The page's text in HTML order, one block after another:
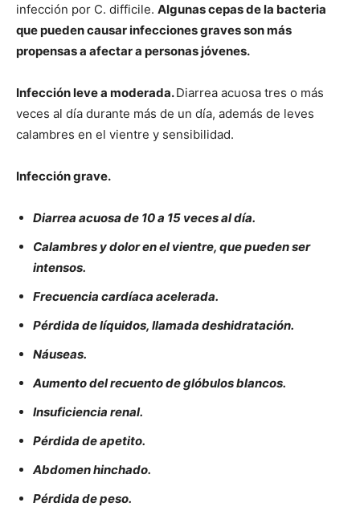
infección por C. difficile. Algunas cepas de la bacteria
que pueden causar infecciones graves son más
propensas a afectar a personas jóvenes.
Infección leve a moderada.Diarrea acuosa tres o más
veces al día durante más de un día, además de leves
calambres en el vientre y sensibilidad.
Infección grave.
Diarrea acuosa de 10 a 15 veces al día.
Calambres y dolor en el vientre, que pueden ser
intensos.
Frecuencia cardíaca acelerada.
Pérdida de líquidos, llamada deshidratación.
Náuseas.
Aumento del recuento de glóbulos blancos.
Insuficiencia renal.
Pérdida de apetito.
Abdomen hinchado.
Pérdida de peso.